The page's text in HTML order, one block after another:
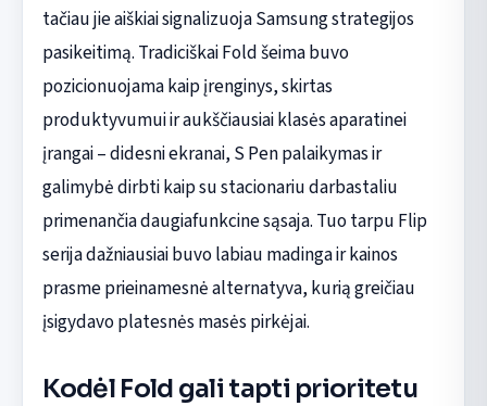
tačiau jie aiškiai signalizuoja Samsung strategijos
pasikeitimą. Tradiciškai Fold šeima buvo
pozicionuojama kaip įrenginys, skirtas
produktyvumui ir aukščiausiai klasės aparatinei
įrangai – didesni ekranai, S Pen palaikymas ir
galimybė dirbti kaip su stacionariu darbastaliu
primenančia daugiafunkcine sąsaja. Tuo tarpu Flip
serija dažniausiai buvo labiau madinga ir kainos
prasme prieinamesnė alternatyva, kurią greičiau
įsigydavo platesnės masės pirkėjai.
Kodėl Fold gali tapti prioritetu